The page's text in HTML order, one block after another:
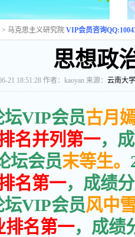
> 马克思主义研究院 VIP会员咨询
思想政
21 18:51:28作者：kaoyan 来源： 云南大
坛VIP会员古月
名并列第一，
坛会员末等生。
名第一，成绩
坛VIP会员风中
排名第一，成绩